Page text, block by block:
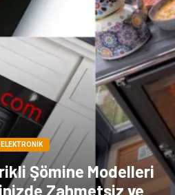
ELEKTRONIK
Şömine Modelleri
Zahmetsiz ve